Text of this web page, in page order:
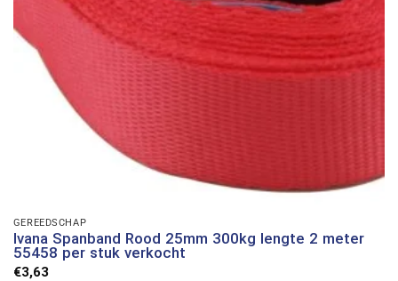
GEREEDSCHAP
Ivana Spanband Rood 25mm 300kg lengte 2 meter
55458 per stuk verkocht
€3,63